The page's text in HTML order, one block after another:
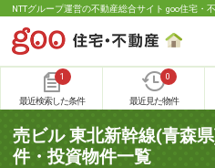
NTTグループ運営の不動産総合サイト goo住宅・
1
最近検索した条件
0
最近見た物件
売ビル 東北新幹線(青森
件・投資物件一覧